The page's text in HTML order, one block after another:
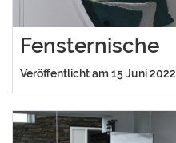
Fensternische
Veröffentlicht am 15 Juni 2022